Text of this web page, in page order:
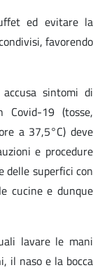
ed evitare la
favorendo
sintomi di
Covid-19 (tosse,
a 37,5°C) deve
e procedure
delle superfici con
cucine e dunque
lavare le mani
il naso e la bocca